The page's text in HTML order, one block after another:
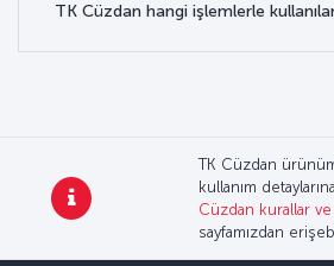
TK Cüzdan hangi işlemlerle
TK Cüzdan
kullanım
Cüzdan kurallar
sayfamızdan